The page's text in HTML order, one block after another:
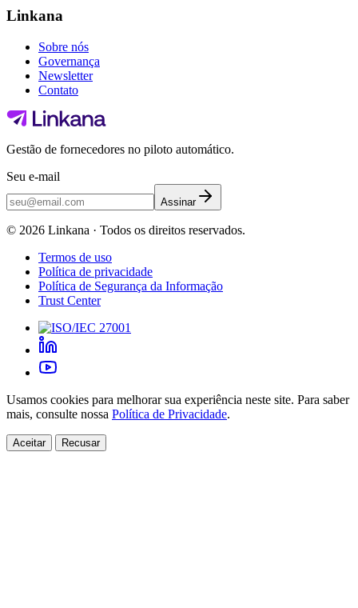
Linkana
Sobre nós
Governança
Newsletter
Contato
Gestão de fornecedores no piloto automático.
Seu e-mail
Assinar
© 2026 Linkana · Todos os direitos reservados.
Termos de uso
Política de privacidade
Política de Segurança da Informação
Trust Center
Usamos cookies para melhorar sua experiência neste site. Para saber
mais, consulte nossa Política de Privacidade.
Aceitar Recusar